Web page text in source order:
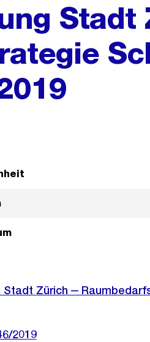
Stadt
Stadt Zürich ‒
2019